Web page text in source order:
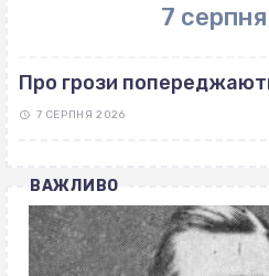
7
Про грози
7 СЕРПНЯ 2026
ВАЖЛИВО